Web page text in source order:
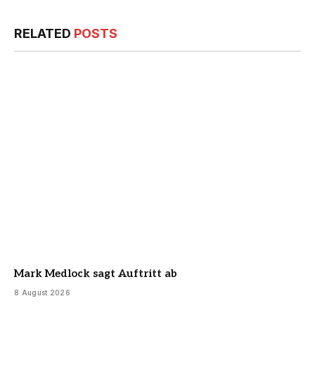
RELATED POSTS
Mark Medlock sagt Auftritt ab
8 August 2026